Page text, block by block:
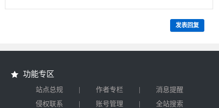
发表回复
功能专区
站点总规 | 作者专栏 |
消息提醒
侵权联系
| 账号管理 | 全站搜索